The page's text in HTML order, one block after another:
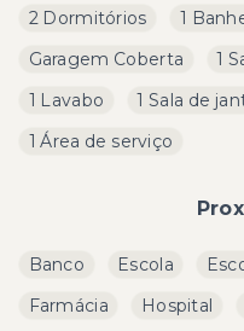
2 Dormitórios 1
Garagem Coberta
1
1 Lavabo
1 Sala de
1 Área de serviço
Banco Escola
Farmácia
Hospital